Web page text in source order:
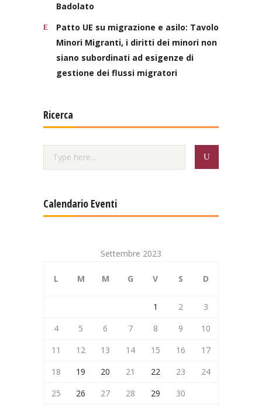
Badolato
Patto UE su migrazione e asilo: Tavolo
Minori Migranti, i diritti dei minori non
siano subordinati ad esigenze di
gestione dei flussi migratori
Ricerca
Calendario Eventi
Settembre 2023
L M M G V S D
1 2
3
4
5 6 7 8 9
10
11
12 13 14 15 16
17
18
19 20 21 22 23
24
25
26 27 28 29 30